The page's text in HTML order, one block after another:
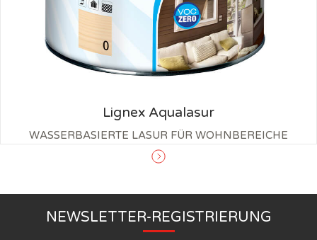
Lignex Aqualasur
WASSERBASIERTE LASUR FÜR WOHNBEREICHE
NEWSLETTER-REGISTRIERUNG